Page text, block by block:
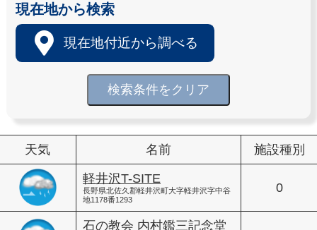
現在地から検索
現在地付近から調べる
検索条件をクリア
天気 名前 施設種別
軽井沢T-SITE
長野県北佐久郡軽井沢町大字軽井沢字中谷
地1178番1293
0
石の教会 内村鑑三記念堂